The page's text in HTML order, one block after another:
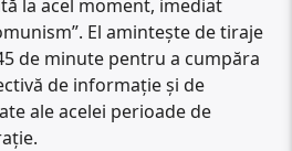
la acel moment, imediat
El amintește de tiraje
de minute pentru a cumpăra
de informație și de
ale acelei perioade de